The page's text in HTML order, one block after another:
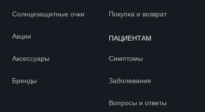
Солнцезащитные очки
Акции
Аксессуары
Бренды
Покупка и возврат
ПАЦИЕНТАМ
Симптомы
Заболевания
Вопросы и ответы